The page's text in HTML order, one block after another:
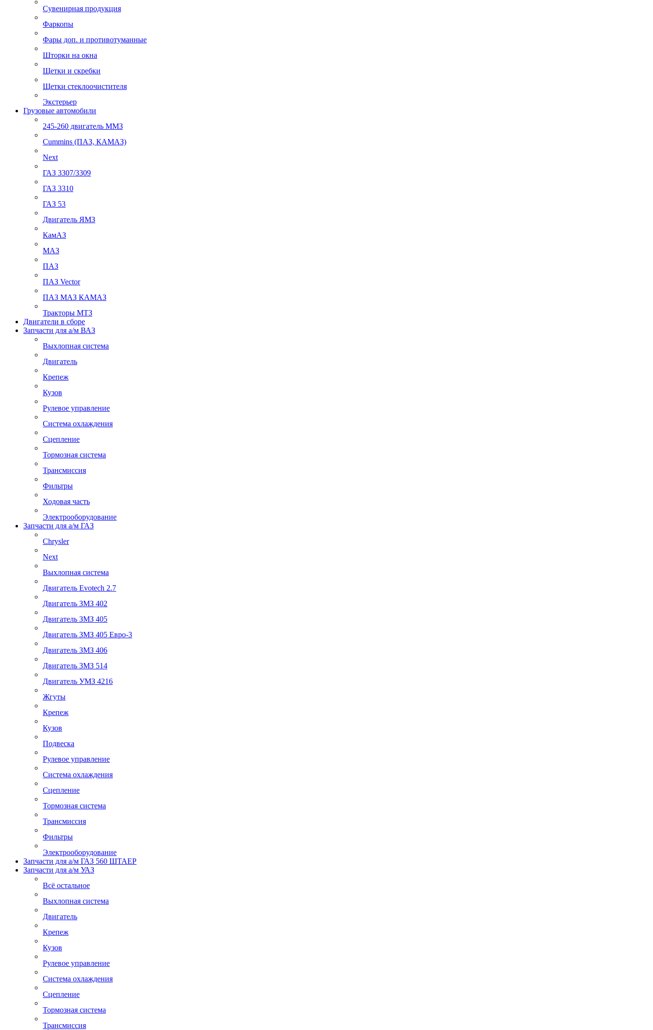
Сувенирная продукция
Фаркопы
Фары доп. и противотуманные
Шторки на окна
Щетки и скребки
Щетки стеклоочистителя
Экстерьер
Грузовые автомобили
245-260 двигатель ММЗ
Cummins (ПАЗ, КАМАЗ)
Next
ГАЗ 3307/3309
ГАЗ 3310
ГАЗ 53
Двигатель ЯМЗ
КамАЗ
МАЗ
ПАЗ
ПАЗ Vector
ПАЗ МАЗ КАМАЗ
Тракторы МТЗ
Двигатели в сборе
Запчасти для а/м ВАЗ
Выхлопная система
Двигатель
Крепеж
Кузов
Рулевое управление
Система охлаждения
Сцепление
Тормозная система
Трансмиссия
Фильтры
Ходовая часть
Электрооборудование
Запчасти для а/м ГАЗ
Chrysler
Next
Выхлопная система
Двигатель Evotech 2.7
Двигатель ЗМЗ 402
Двигатель ЗМЗ 405
Двигатель ЗМЗ 405 Евро-3
Двигатель ЗМЗ 406
Двигатель ЗМЗ 514
Двигатель УМЗ 4216
Жгуты
Крепеж
Кузов
Подвеска
Рулевое управление
Система охлаждения
Сцепление
Тормозная система
Трансмиссия
Фильтры
Электрооборудование
Запчасти для а/м ГАЗ 560 ШТАЕР
Запчасти для а/м УАЗ
Всё остальное
Выхлопная система
Двигатель
Крепеж
Кузов
Рулевое управление
Система охлаждения
Сцепление
Тормозная система
Трансмиссия